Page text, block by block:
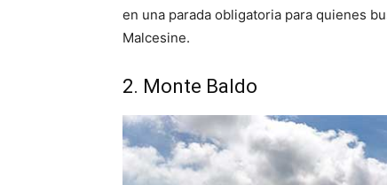
en una parada obligatoria para quienes
Malcesine.
2. Monte Baldo